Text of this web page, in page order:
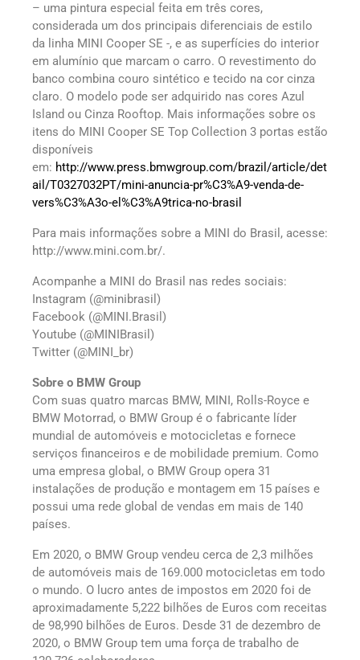
– uma pintura especial feita em três cores,
considerada um dos principais diferenciais de estilo
da linha MINI Cooper SE -, e as superfícies do interior
em alumínio que marcam o carro. O revestimento do
banco combina couro sintético e tecido na cor cinza
claro. O modelo pode ser adquirido nas cores Azul
Island ou Cinza Rooftop. Mais informações sobre os
itens do MINI Cooper SE Top Collection 3 portas estão
disponíveis
em: http://www.press.bmwgroup.com/brazil/article/det
ail/T0327032PT/mini-anuncia-pr%C3%A9-venda-de-
vers%C3%A3o-el%C3%A9trica-no-brasil
Para mais informações sobre a MINI do Brasil, acesse:
http://www.mini.com.br/.
Acompanhe a MINI do Brasil nas redes sociais:
Instagram (@minibrasil)
Facebook (@MINI.Brasil)
Youtube (@MINIBrasil)
Twitter (@MINI_br)
Sobre o BMW Group
Com suas quatro marcas BMW, MINI, Rolls-Royce e
BMW Motorrad, o BMW Group é o fabricante líder
mundial de automóveis e motocicletas e fornece
serviços financeiros e de mobilidade premium. Como
uma empresa global, o BMW Group opera 31
instalações de produção e montagem em 15 países e
possui uma rede global de vendas em mais de 140
países.
Em 2020, o BMW Group vendeu cerca de 2,3 milhões
de automóveis mais de 169.000 motocicletas em todo
o mundo. O lucro antes de impostos em 2020 foi de
aproximadamente 5,222 bilhões de Euros com receitas
de 98,990 bilhões de Euros. Desde 31 de dezembro de
2020, o BMW Group tem uma força de trabalho de